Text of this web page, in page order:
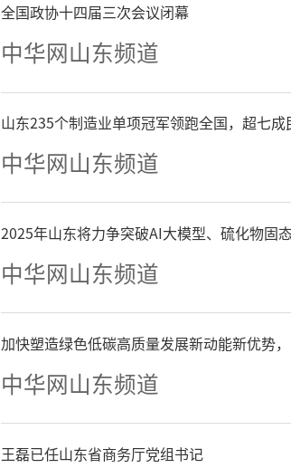
全国政协十四届三次会议闭幕
中华网山东频道
山东235个制造业单项冠军领跑全国，超七
中华网山东频道
2025年山东将力争突破AI大模型、硫化物固
中华网山东频道
加快塑造绿色低碳高质量发展新动能新优势，
中华网山东频道
王磊已任山东省商务厅党组书记